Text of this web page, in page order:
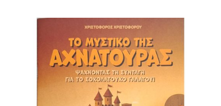
Εισφορές